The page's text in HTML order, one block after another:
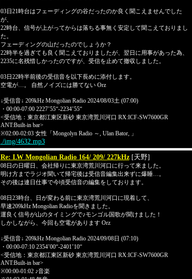
03日21時台はフェーディングの谷だったのか良く聞こえませんでした
が、
22時台、信号が上がってからは落ちる事無く安定して聞こえておりまし
た。
フェーディングの山だったのでしょうか？
22時半を過ぎても良く聞こえておりましたが、翌日に用事があった為、
2235に名残惜しかったのですが、受信を止めて撤収しました。
03日22時半前後の受信音を以下長めに添付します。
空電が…。 自然ノイズには勝てない Orz
↓受信音↓ 209kHz Mongolian Radio 2024/08/03土 (07:00)
・00:00-07:00 2227’55“-2234’55“
<受信地：東京都江東区新砂 東京湾荒川河口 RX:ICF-SW7600GR
ANT:Built-in bar>
※02:00-02:03 女性「Mongolyn Radio ～, Ulan Bator, 」
./img/4632.mp3
Re: LW Mongolian Radio 164/ 209/ 227kHz [天野]
08日の日曜日、会社帰りに東京湾荒川河口に行って来ました。
明け方までラジオ聞いて帰宅後は受信音編集出来ずに爆睡…。
その後は連日仕事で今頃受信音の編集をしております。
08日23時台、日が変わる前に東京湾荒川河口に現着して、
早速209kHz Mongolian Radioを聞きました。
運良く信号が山のタイミングで♪モンゴル国歌が聞けました！
しかしながら、今回も空電があります Orz
↓受信音↓ 209kHz Mongolian Radio 2024/09/08日 (07:10)
・00:00-07:10 2354’00“-2401’10“
<受信地：東京都江東区新砂 東京湾荒川河口 RX:ICF-SW7600GR
ANT:Built-in bar>
※00:00-01:02 ♪音楽